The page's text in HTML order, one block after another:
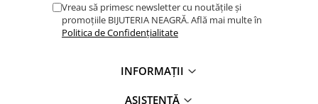
Vreau să primesc newsletter cu noutățile și
promoțiile BIJUTERIA NEAGRĂ. Află mai multe în
Politica de Confidențialitate
INFORMAȚII
ASISTENȚĂ